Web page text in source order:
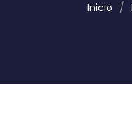
Inicio /